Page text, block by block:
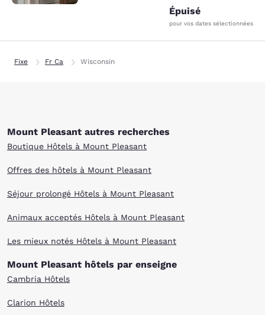
Épuisé
pour vos dates sélectionnées
Fixe Fr Ca Wisconsin
Mount Pleasant autres recherches
Boutique Hôtels à Mount Pleasant
Offres des hôtels à Mount Pleasant
Séjour prolongé Hôtels à Mount Pleasant
Animaux acceptés Hôtels à Mount Pleasant
Les mieux notés Hôtels à Mount Pleasant
Mount Pleasant hôtels par enseigne
Cambria Hôtels
Clarion Hôtels